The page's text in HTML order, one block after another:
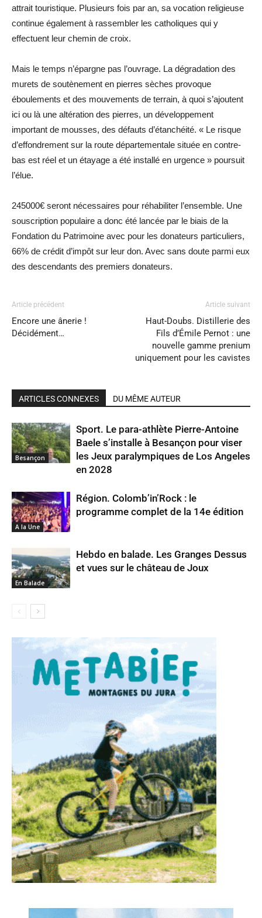
attrait touristique. Plusieurs fois par an, sa vocation religieuse
continue également à rassembler les catholiques qui y
effectuent leur chemin de croix.
Mais le temps n’épargne pas l’ouvrage. La dégradation des
murets de soutènement en pierres sèches provoque
éboulements et des mouvements de terrain, à quoi s’ajoutent
ici ou là une altération des pierres, un développement
important de mousses, des défauts d’étanchéité. « Le risque
d’effondrement sur la route départementale située en contre-
bas est réel et un étayage a été installé en urgence » poursuit
l’élue.
245000€ seront nécessaires pour réhabiliter l’ensemble. Une
souscription populaire a donc été lancée par le biais de la
Fondation du Patrimoine avec pour les donateurs particuliers,
66% de crédit d’impôt sur leur don. Avec sans doute parmi eux
des descendants des premiers donateurs.
Article précédent
Encore une ânerie !
Décidément…
Article suivant
Haut-Doubs. Distillerie des
Fils d’Émile Pernot : une
nouvelle gamme prenium
uniquement pour les cavistes
ARTICLES CONNEXES DU MÊME AUTEUR
Besançon
Sport. Le para-athlète Pierre-Antoine
Baele s’installe à Besançon pour viser
les Jeux paralympiques de Los Angeles
en 2028
A la Une
Région. Colomb’in’Rock : le
programme complet de la 14e édition
En Balade
Hebdo en balade. Les Granges Dessus
et vues sur le château de Joux